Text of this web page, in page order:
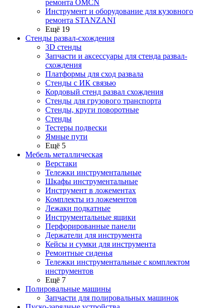
ремонта OMCN
Инструмент и оборудование для кузовного
ремонта STANZANI
Ещё 19
Стенды развал-схождения
3D стенды
Запчасти и аксессуары для стенда развал-
схождения
Платформы для сход развала
Стенды с ИК связью
Кордовый стенд развал схождения
Стенды для грузового транспорта
Стенды, круги поворотные
Стенды
Тестеры подвески
Ямные пути
Ещё 5
Мебель металлическая
Верстаки
Тележки инструментальные
Шкафы инструментальные
Инструмент в ложементах
Комплекты из ложементов
Лежаки подкатные
Инструментальные ящики
Перфорированные панели
Держатели для инструмента
Кейсы и сумки для инструмента
Ремонтные сиденья
Тележки инструментальные с комплектом
инструментов
Ещё 7
Полировальные машины
Запчасти для полировальных машинок